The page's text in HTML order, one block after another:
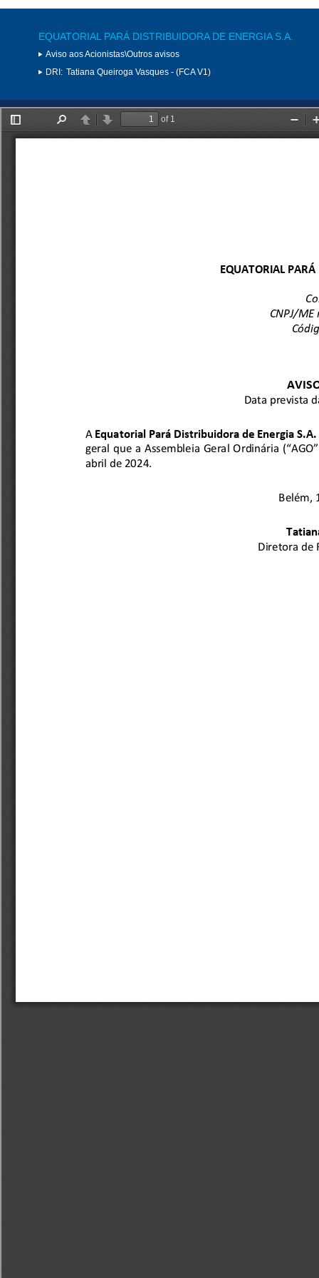
EQUATORIAL PARÁ DISTRIBUIDORA DE ENERGIA S.A.
Aviso aos Acionistas\Outros avisos
DRI: Tatiana Queiroga Vasques - (FCA V1)